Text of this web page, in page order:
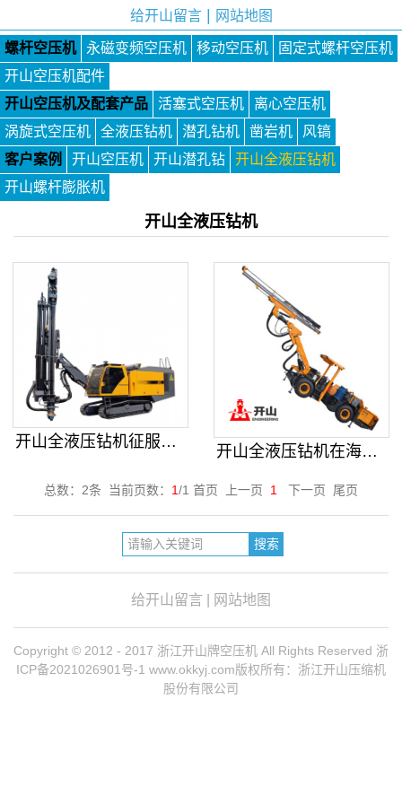
给开山留言| 网站地图
螺杆空压机 永磁变频空压机 移动空压机
固定式螺杆空压机
开山空压机配件
开山空压机及配套产品
活塞式空压机
离心空压机
涡旋式空压机
全液压钻机 潜孔钻机 凿岩机
风镐
客户案例
开山空压机 开山潜孔钻
开山全液压钻机
开山螺杆膨胀机
开山全液压钻机
开山全液压钻机征服青藏高原
开山全液压钻机在海南石碌铁矿
总数：2条 当前页数： 1/1 首页 上一页 1 下一页 尾页
给开山留言 网站地图
Copyright © 2012 - 2017 浙江开山牌空压机 All Rights Reserved 浙
ICP备2021026901号-1 www.okkyj.com版权所有：浙江开山压缩机
股份有限公司